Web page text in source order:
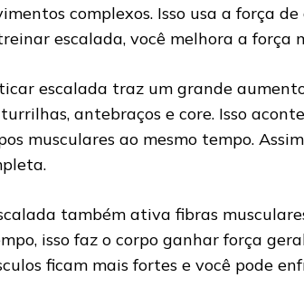
complexos. Isso usa a força
escalada, você melhora a força
escalada traz um grande
antebraços e core. Isso
musculares ao mesmo tempo.
também ativa fibras
isso faz o corpo ganhar força
ficam mais fortes e você pode